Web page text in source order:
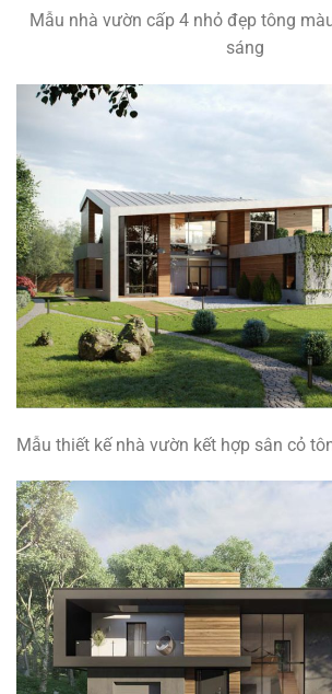
Mẫu nhà vườn cấp 4 nhỏ đẹp tông
sáng
Mẫu thiết kế nhà vườn kết hợp sân cỏ